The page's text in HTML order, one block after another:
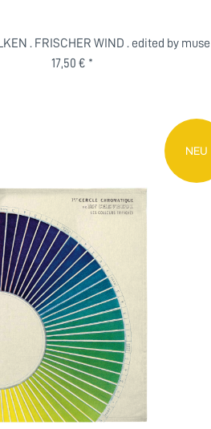
. FRISCHER WIND . edited by muse
17,50 € *
NEU